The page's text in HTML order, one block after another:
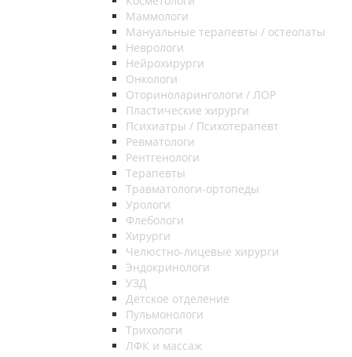
Маммологи
Мануальные терапевты / остеопаты
Неврологи
Нейрохирурги
Онкологи
Оториноларингологи / ЛОР
Пластические хирурги
Психиатры / Психотерапевт
Ревматологи
Рентгенологи
Терапевты
Травматологи-ортопеды
Урологи
Флебологи
Хирурги
Челюстно-лицевые хирурги
Эндокринологи
УЗД
Детское отделение
Пульмонологи
Трихологи
ЛФК и массаж